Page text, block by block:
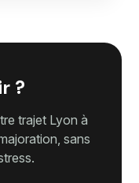
?
trajet Lyon à
sans